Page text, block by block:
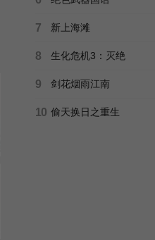
7 新上海滩
8 生化危机3：灭绝
9 剑花烟雨江南
10 偷天换日之重生